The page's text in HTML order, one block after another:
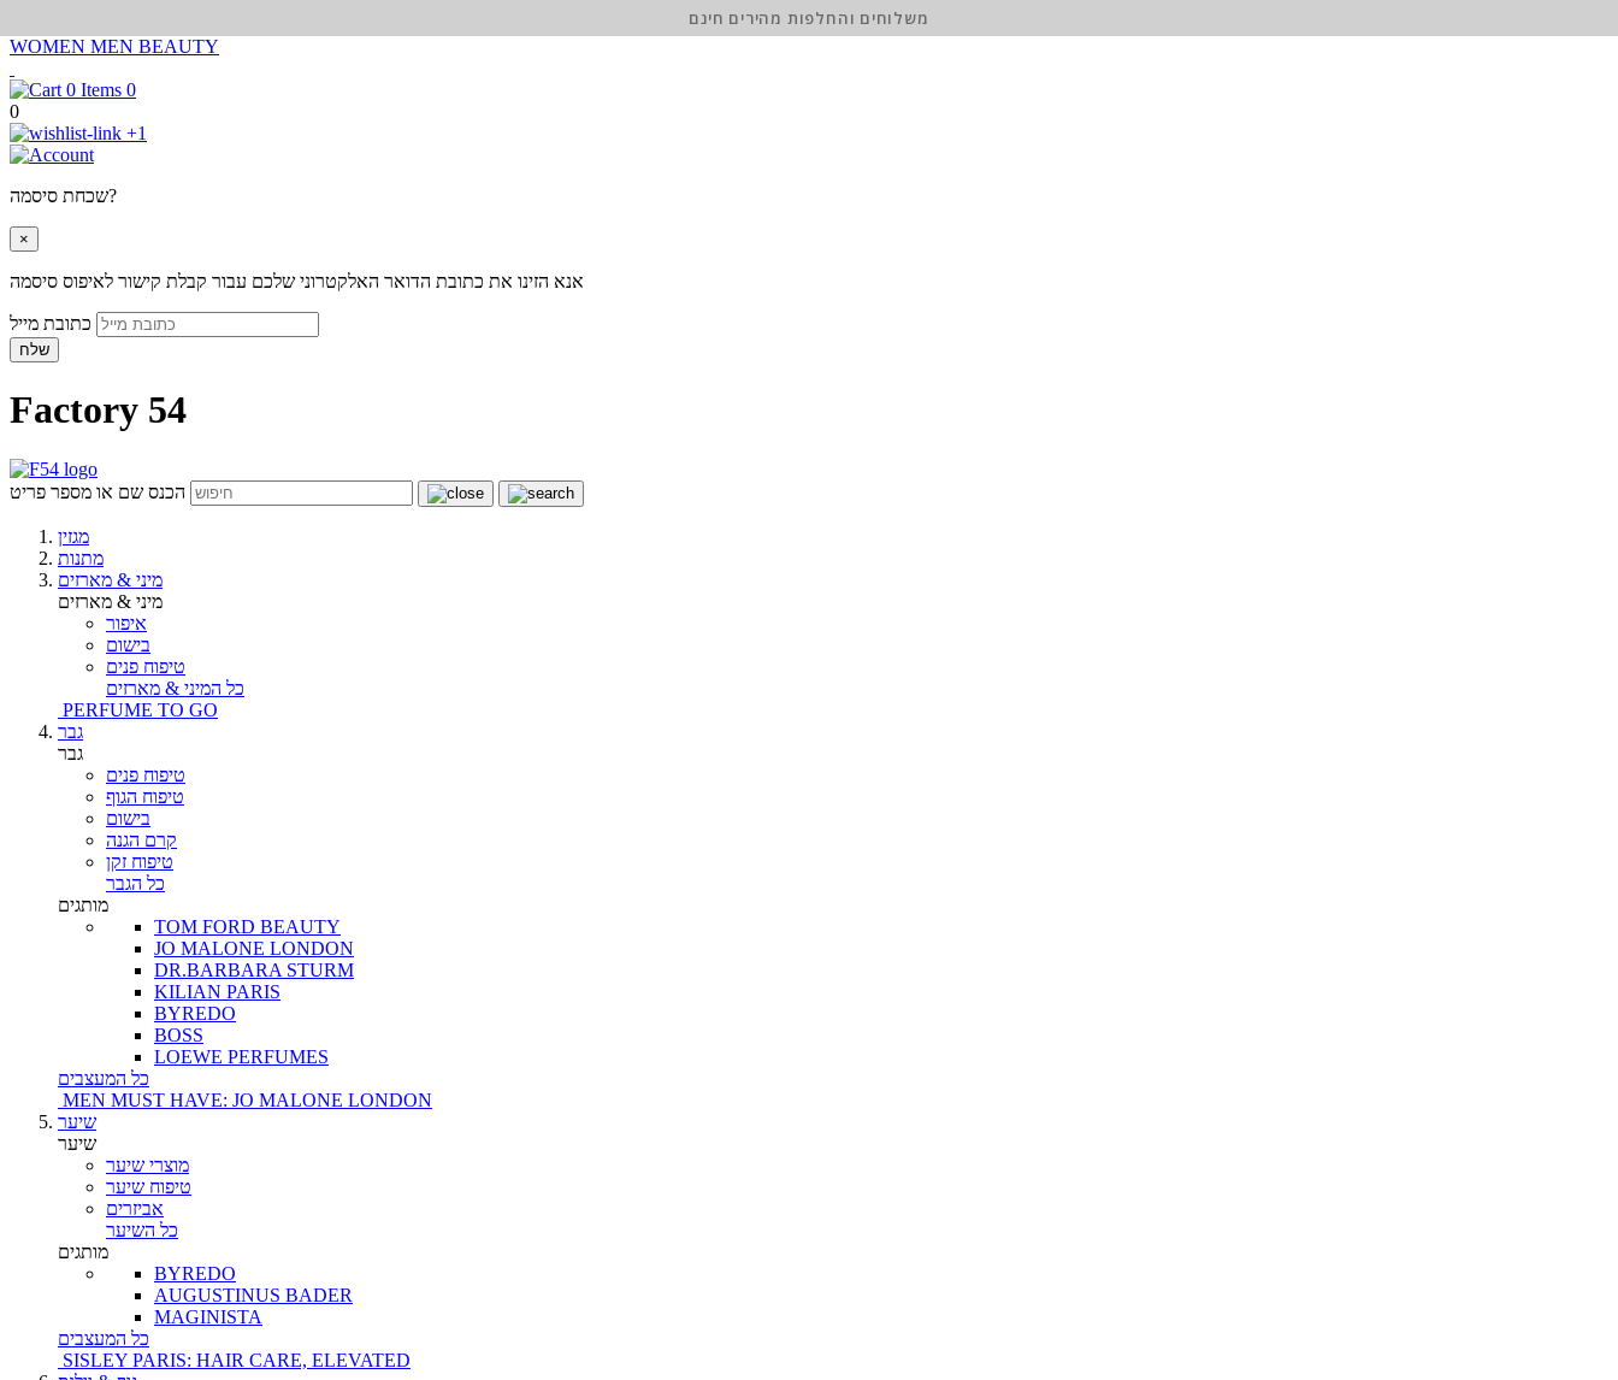
WOMEN MEN BEAUTY
0
0
+1
שכחת סיסמה?
×
אנא הזינו את כתובת הדואר האלקטרוני שלכם עבור קבלת קישור לאיפוס סיסמה
שלח
Factory 54
הכנס שם או מספר פריט
מגזין
מתנות
מיני & מארזים
מיני & מארזים
איפור
בישום
טיפוח פנים
כל המיני & מארזים
PERFUME TO GO
גבר
גבר
טיפוח פנים
טיפוח הגוף
בישום
קרם הגנה
טיפוח זקן
כל הגבר
מותגים
TOM FORD BEAUTY
JO MALONE LONDON
DR.BARBARA STURM
KILIAN PARIS
BYREDO
BOSS
LOEWE PERFUMES
כל המעצבים
MEN MUST HAVE: JO MALONE LONDON
שיער
שיער
מוצרי שיער
טיפוח שיער
אביזרים
כל השיער
מותגים
BYREDO
AUGUSTINUS BADER
MAGINISTA
כל המעצבים
SISLEY PARIS: HAIR CARE, ELEVATED
משלוחים והחלפות מהירים חינם